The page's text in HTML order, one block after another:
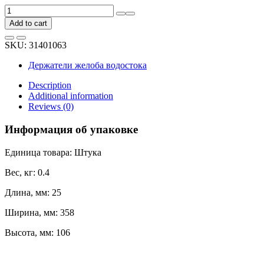
Держатель
желоба
BRYZA
изогнутый
125
черный
quantity
Add to cart
SKU: 31401063
Держатели желоба водостока
Description
Additional information
Reviews (0)
Информация об упаковке
Единица товара: Штука
Вес, кг: 0.4
Длина, мм: 25
Ширина, мм: 358
Высота, мм: 106